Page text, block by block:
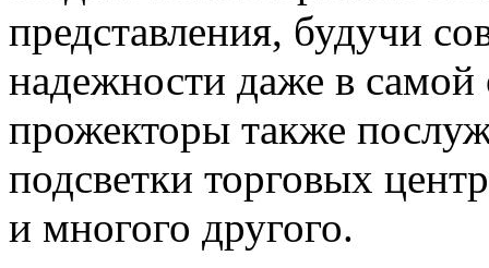
представления, будучи
надежности даже в самой
прожекторы также
подсветки торговых
и многого другого.